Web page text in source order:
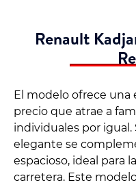
Renault
El modelo ofrece una
precio que atrae a
individuales por
elegante se
espacioso, ideal para
carretera. Este